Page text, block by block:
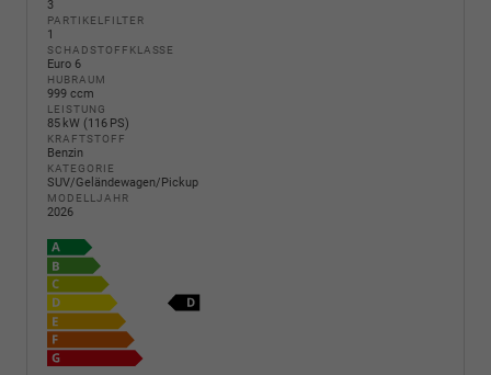
3
PARTIKELFILTER
1
SCHADSTOFFKLASSE
Euro 6
HUBRAUM
999 ccm
LEISTUNG
85 kW (116 PS)
KRAFTSTOFF
Benzin
KATEGORIE
SUV/Geländewagen/Pickup
MODELLJAHR
2026